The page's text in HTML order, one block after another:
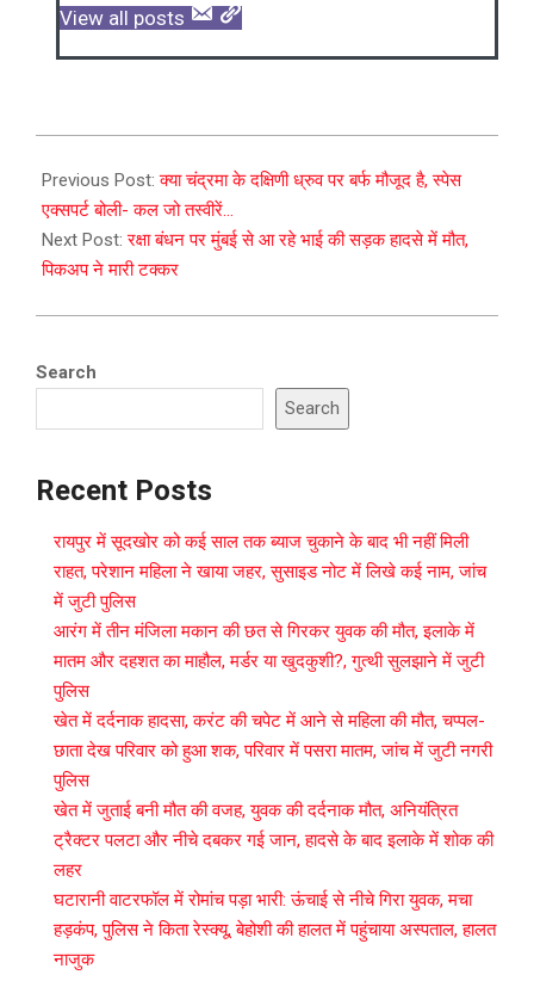
View all posts
08-
26
Previous Post:क्या चंद्रमा के दक्षिणी ध्रुव पर बर्फ मौजूद है, स्पेस
एक्सपर्ट बोली- कल जो तस्वीरें…
Next Post:रक्षा बंधन पर मुंबई से आ रहे भाई की सड़क हादसे में मौत,
पिकअप ने मारी टक्कर
Search
Search
Recent Posts
रायपुर में सूदखोर को कई साल तक ब्याज चुकाने के बाद भी नहीं मिली
राहत, परेशान महिला ने खाया जहर, सुसाइड नोट में लिखे कई नाम, जांच
में जुटी पुलिस
आरंग में तीन मंजिला मकान की छत से गिरकर युवक की मौत, इलाके में
मातम और दहशत का माहौल, मर्डर या खुदकुशी?, गुत्थी सुलझाने में जुटी
पुलिस
खेत में दर्दनाक हादसा, करंट की चपेट में आने से महिला की मौत, चप्पल-
छाता देख परिवार को हुआ शक, परिवार में पसरा मातम, जांच में जुटी नगरी
पुलिस
खेत में जुताई बनी मौत की वजह, युवक की दर्दनाक मौत, अनियंत्रित
ट्रैक्टर पलटा और नीचे दबकर गई जान, हादसे के बाद इलाके में शोक की
लहर
घटारानी वाटरफॉल में रोमांच पड़ा भारी: ऊंचाई से नीचे गिरा युवक, मचा
हड़कंप, पुलिस ने किता रेस्क्यू, बेहोशी की हालत में पहुंचाया अस्पताल, हालत
नाजुक